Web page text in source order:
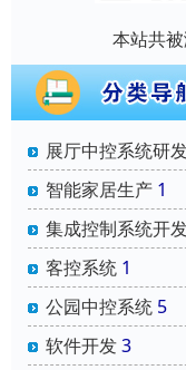
本站共
展厅中控系统研
智能家居生产 1
集成控制系统开
客控系统 1
公园中控系统 5
软件开发3